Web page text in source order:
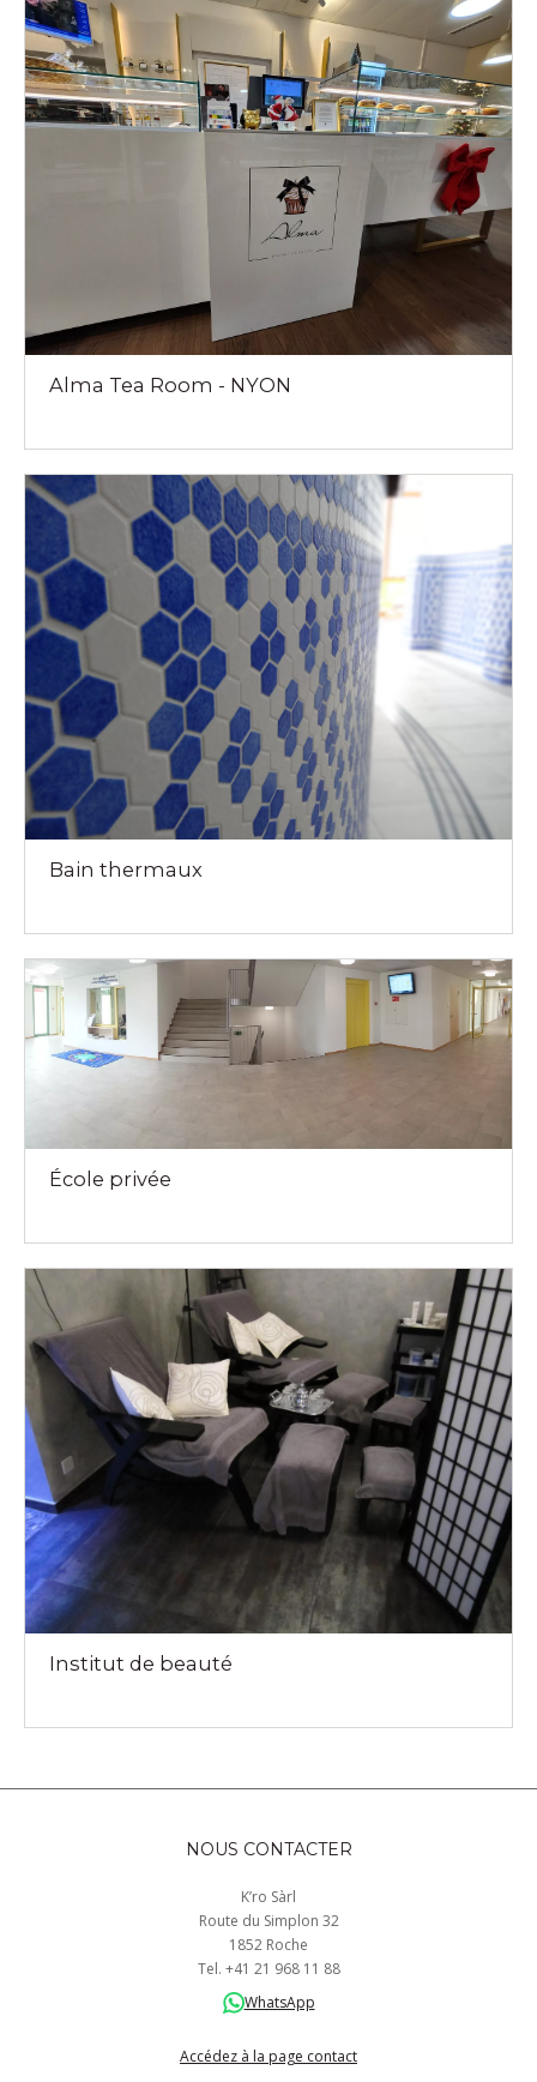
Alma Tea Room - NYON
Bain thermaux
École privée
Institut de beauté
NOUS CONTACTER
K’ro Sàrl
Route du Simplon 32
1852 Roche
Tel. +41 21 968 11 88
WhatsApp
Accédez à la page contact